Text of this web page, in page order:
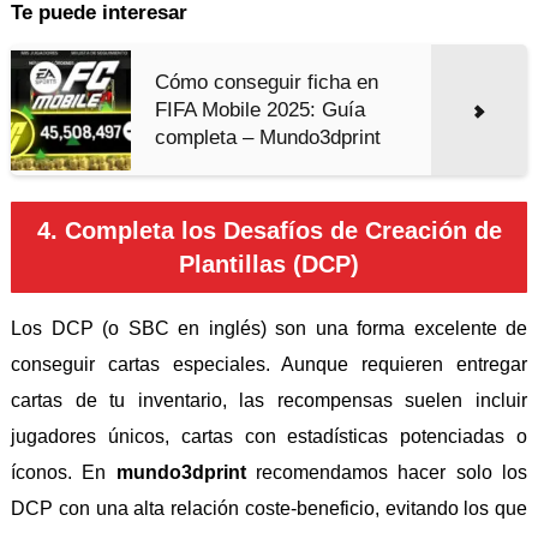
Te puede interesar
Cómo conseguir ficha en
FIFA Mobile 2025: Guía
completa – Mundo3dprint
4. Completa los Desafíos de Creación de
Plantillas (DCP)
Los DCP (o SBC en inglés) son una forma excelente de
conseguir cartas especiales. Aunque requieren entregar
cartas de tu inventario, las recompensas suelen incluir
jugadores únicos, cartas con estadísticas potenciadas o
íconos. En mundo3dprintrecomendamos hacer solo los
DCP con una alta relación coste-beneficio, evitando los que